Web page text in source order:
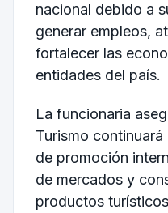
nacional debido a
generar empleos,
fortalecer las
entidades del país.
La funcionaria
Turismo
de promoción
de mercados y
productos